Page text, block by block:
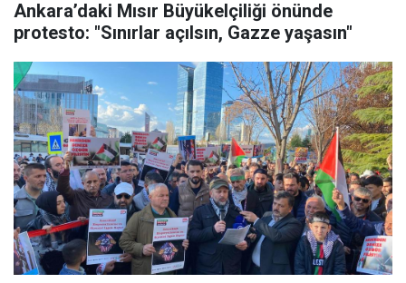
Ankara’daki Mısır Büyükelçiliği önünde
protesto: "Sınırlar açılsın, Gazze yaşasın"